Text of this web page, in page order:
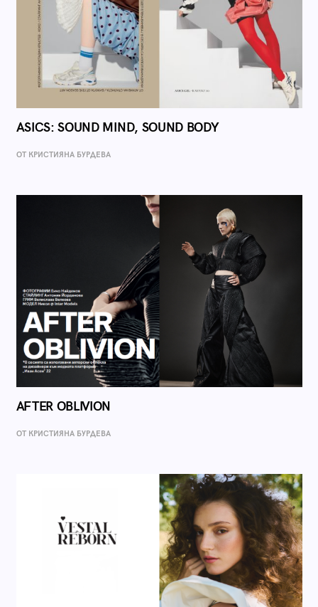
ASICS: SOUND MIND, SOUND BODY
ОТ КРИСТИЯНА БУРДЕВА
AFTER OBLIVION
ОТ КРИСТИЯНА БУРДЕВА